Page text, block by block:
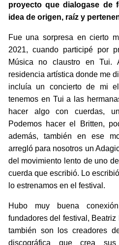
proyecto que dialogase de
idea de origen, raíz y
Fue una sorpresa en cierto
2021, cuando participé por
Música no claustro en
residencia artística donde me
incluía un concierto de mi
tenemos en Tui a las
hacer algo con cuerdas,
Podemos hacer el Britten,
además, también en ese
arregló para nosotros un
del movimiento lento de uno
cuerda que escribió. Lo
lo estrenamos en el festival.
Hubo muy buena
fundadores del festival,
también son los creadores
discográfica que crea